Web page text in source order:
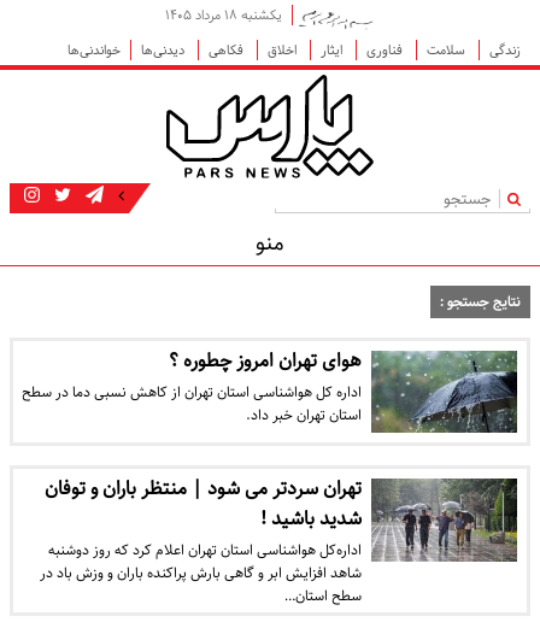
یکشنبه ۱۸ مرداد ۱۴۰۵
زندگی
سلامت فناوری ایثار اخلاق فکاهی دیدنی‌ها خواندنی‌ها
|
منو
نتایج جستجو :
هوای تهران امروز چطوره ؟
اداره کل هواشناسی استان تهران از کاهش نسبی دما در سطح
استان تهران خبر داد.
تهران سردتر می شود | منتظر باران و توفان
شدید باشید !
اداره‌کل هواشناسی استان تهران اعلام کرد که روز دوشنبه
شاهد افزایش ابر و گاهی بارش پراکنده باران و وزش باد در
سطح استان…